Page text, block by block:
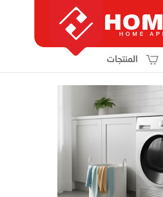
المنتجات